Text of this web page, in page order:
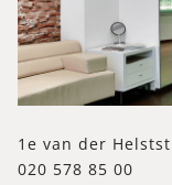
1e van der
020 578 85 00